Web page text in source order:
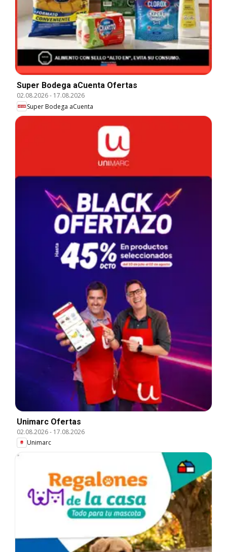
Super Bodega aCuenta Ofertas
02.08.2026- 17.08.2026
Super Bodega aCuenta
Unimarc Ofertas
02.08.2026- 17.08.2026
Unimarc